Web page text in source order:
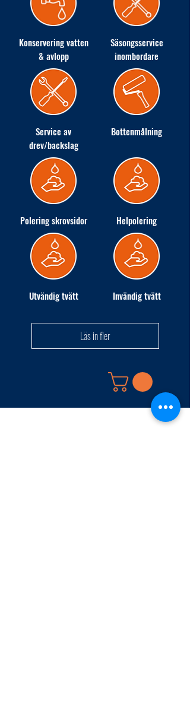
Konservering vatten
& avlopp
Säsongsservice
inombordare
Service av
drev/backslag
Bottenmålning
Polering skrovsidor Helpolering
Utvändig tvätt Invändig tvätt
Läs in fler